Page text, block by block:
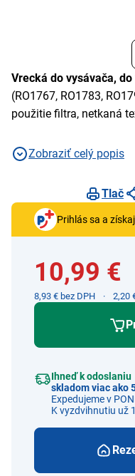
Vrecká do vysávača,
(RO1767, RO1783,
použitie filtra, netkaná
Zobraziť celý popis
Tlač
Prihlás sa a získaj
10,99 €
8,93 € bez DPH 2,20
Ihneď k odoslaniu
skladom viac ako
Expedujeme v
K vyzdvihnutiu už